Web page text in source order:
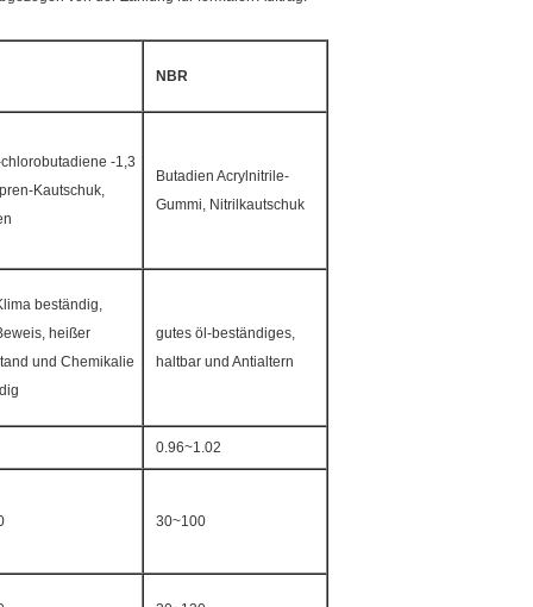
NBR
-1,3
Kautschuk,
Butadien Acrylnitrile-
Gummi, Nitrilkautschuk
beständig,
heißer
und Chemikalie
gutes öl-beständiges,
haltbar und Antialtern
0.96~1.02
30~100